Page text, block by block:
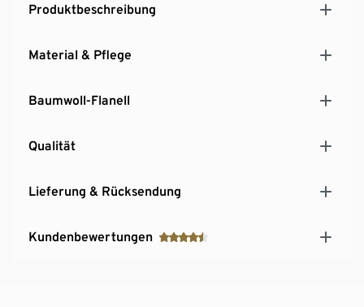
Produktbeschreibung
Material & Pflege
Baumwoll-Flanell
Qualität
Lieferung & Rücksendung
Kundenbewertungen